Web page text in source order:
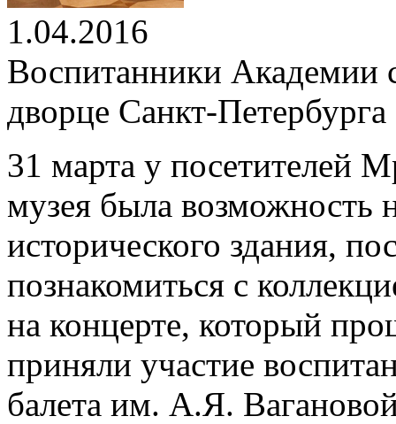
1.04.2016
Воспитанники Академии
дворце Санкт-Петербурга
31 марта у посетителей
музея была возможность
исторического здания,
познакомиться с
на концерте, который
приняли участие
балета им. А.Я.